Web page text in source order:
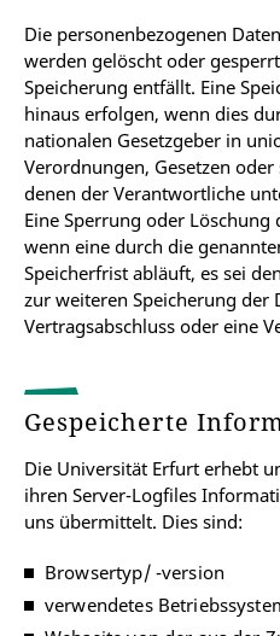
Die personenbezogenen
werden gelöscht oder
Speicherung entfällt. Eine
hinaus erfolgen, wenn dies
nationalen Gesetzgeber in
Verordnungen, Gesetzen
denen der Verantwortliche
Eine Sperrung oder
wenn eine durch die
Speicherfrist abläuft, es sei
zur weiteren Speicherung der
Vertragsabschluss oder eine
Gespeicherte
Die Universität Erfurt erhebt
ihren Server-Logfiles
uns übermittelt. Dies sind:
Browsertyp/ -version
verwendetes